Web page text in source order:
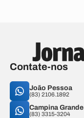
Contate-nos
João Pessoa
(83) 2106.1892
Campina Grande
(83) 3315-3204